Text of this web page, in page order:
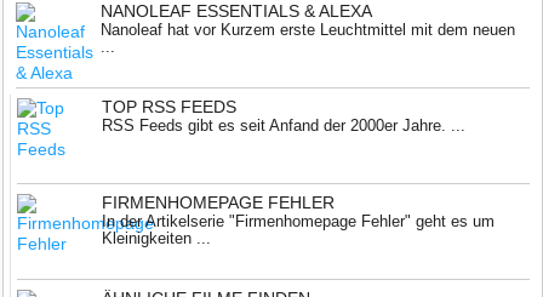
NANOLEAF ESSENTIALS & ALEXA
Nanoleaf hat vor Kurzem erste Leuchtmittel mit dem neuen
...
TOP RSS FEEDS
RSS Feeds gibt es seit Anfand der 2000er Jahre. ...
FIRMENHOMEPAGE FEHLER
In der Artikelserie "Firmenhomepage Fehler" geht es um
Kleinigkeiten ...